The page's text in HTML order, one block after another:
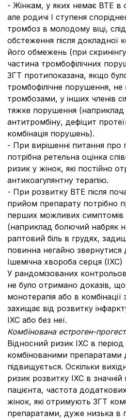
- Жінкам, у яких немає ВТЕ в
але родичі I ступеня
тромбоз в молодому віці,
обстеження після докладної
його обмежень (при
частина тромбофілічних
ЗГТ протипоказана, якщо
тромбофілічне порушення, не
тромбозами, у інших членів
тяжке порушення (наприклад
антитромбіну, дефіцит
комбінація порушень).
- При вирішенні питання про
потрібна ретельна оцінка
ризик у жінок, які постійно
антикоагулянтну терапію.
- При розвитку ВТЕ після
прийом препарату потрібно
перших можливих симптомів
(наприклад болючий набряк
раптовий біль в грудях,
повинна негайно звернутися
Ішемічна хвороба серця (ІХС)
У рандомізованих
не було отримано доказів,
монотерапія або в
захищає від розвитку
ІХС або без неї.
Комбінована естроген-
Відносний ризик ІХС в період
комбінованими препаратами
підвищується. Оскільки
ризик розвитку ІХС в значній
пацієнта, частота
жінок, які отримують ЗГТ
препаратами, дуже низька в